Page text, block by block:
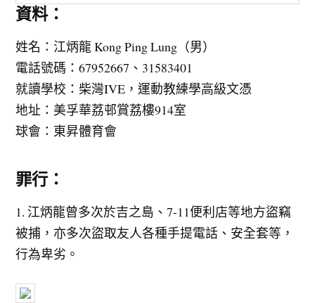
資料：
姓名：江炳龍 Kong Ping Lung（男）
電話號碼：67952667、31583401
就讀學校：柴灣IVE，運動教練學高級文憑
地址：美孚華荔邨賞荔樓914室
球會：東昇體育會
罪行：
1. 江炳龍曾多次於吉之島、7-11便利店等地方盜竊
被捕，亦多次盜取友人各種手提電話、安全套等，
行為卑劣。